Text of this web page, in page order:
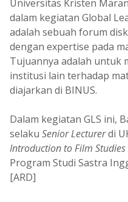
Universitas Kristen
dalam kegiatan Global
adalah sebuah forum
dengan expertise pada
Tujuannya adalah untuk
institusi lain terhadap
diajarkan di BINUS.
Dalam kegiatan GLS ini,
selaku Senior Lecturerdi
Introduction to Film Studies
Program Studi Sastra
[ARD]